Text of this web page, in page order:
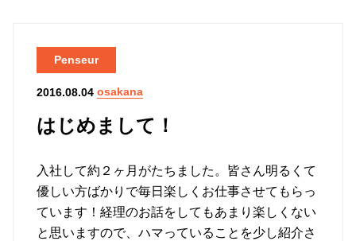
はじめまして！
Penseur
2016.08.04 osakana
入社して約２ヶ月がたちました。皆さん明るくて
優しい方ばかりで毎日楽しくお仕事させてもらっ
ています！経理のお話をしてもあまり楽しくない
と思いますので、ハマっていることを少し紹介さ